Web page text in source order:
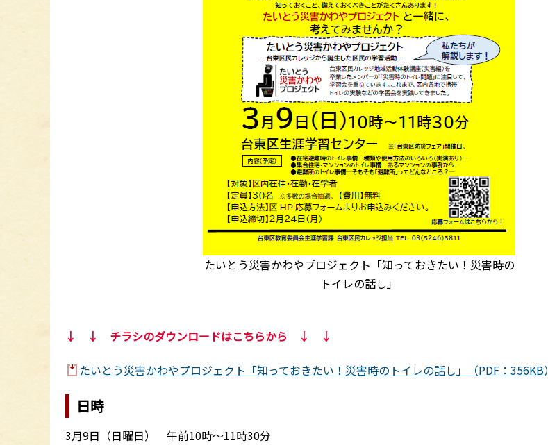
たいとう災害かわやプロジェクト「知っておきたい！災害時の
トイレの話し」
↓ ↓ チラシのダウンロードはこちらから ↓ ↓
たいとう災害かわやプロジェクト「知っておきたい！災害時のトイレの話し」（PDF：356KB）
日時
3月9日（日曜日） 午前10時～11時30分